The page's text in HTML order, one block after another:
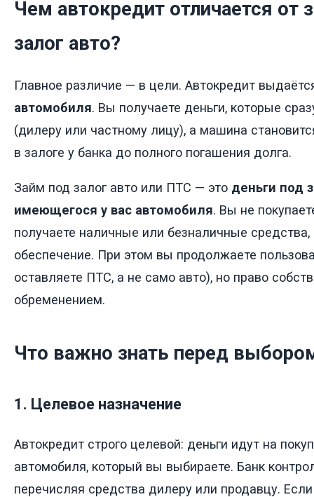
Чем автокредит отличается от
залог авто?
Главное различие — в цели. Автокредит
автомобиля. Вы получаете деньги, которые
(дилеру или частному лицу), а машина
в залоге у банка до полного погашения долга.
Займ под залог авто или ПТС — это деньги под
имеющегося у вас автомобиля. Вы не
получаете наличные или безналичные средства,
обеспечение. При этом вы продолжаете
оставляете ПТС, а не само авто), но право
обременением.
Что важно знать перед
1. Целевое назначение
Автокредит строго целевой: деньги идут на
автомобиля, который вы выбираете. Банк
перечисляя средства дилеру или продавцу.